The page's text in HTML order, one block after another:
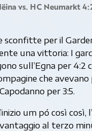
vs. HC Neumarkt
sconfitte per il
una vittoria: I
sull’Egna per 4:2
che avevano
per 3:5.
um pó così così,
al terzo